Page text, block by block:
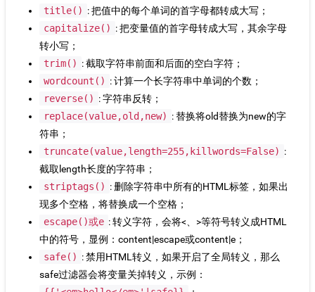
title() : 把值中的每个单词的首字母都转成大写；
capitalize() : 把变量值的首字母转成大写，其余字母
转小写；
trim() : 截取字符串前面和后面的空白字符；
wordcount() : 计算一个长字符串中单词的个数；
reverse() : 字符串反转；
replace(value,old,new) : 替换将old替换为new的字
符串；
truncate(value,length=255,killwords=False) :
截取length长度的字符串；
striptags() : 删除字符串中所有的HTML标签，如果出
现多个空格，将替换成一个空格；
escape()或e : 转义字符，会将<、>等符号转义成HTML
中的符号，显例：content|escape或content|e；
safe() : 禁用HTML转义，如果开启了全局转义，那么
safe过滤器会将变量关掉转义，示例：